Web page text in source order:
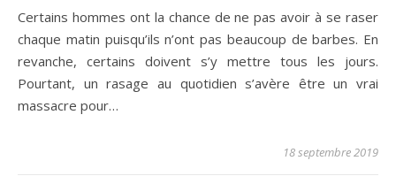
Certains hommes ont la chance de ne pas avoir à se raser
chaque matin puisqu’ils n’ont pas beaucoup de barbes. En
revanche, certains doivent s’y mettre tous les jours.
Pourtant, un rasage au quotidien s’avère être un vrai
massacre pour…
18 septembre 2019